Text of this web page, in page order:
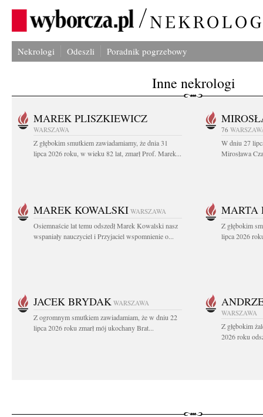
Nekrologi Odeszli Poradnik pogrzebowy
Inne nekrologi
MAREK PLISZKIEWICZ
WARSZAWA
Z głębokim smutkiem zawiadamiamy, że dnia 31
lipca 2026 roku, w wieku 82 lat, zmarł Prof. Marek...
76
W dniu 27
Mirosława
MAREK KOWALSKI WARSZAWA
Osiemnaście lat temu odszedł Marek Kowalski nasz
wspaniały nauczyciel i Przyjaciel wspomnienie o...
MARTA
Z głębokim
lipca 2026
JACEK BRYDAK WARSZAWA
Z ogromnym smutkiem zawiadamiam, że w dniu 22
lipca 2026 roku zmarł mój ukochany Brat...
WARSZAWA
Z głębokim
2026 roku